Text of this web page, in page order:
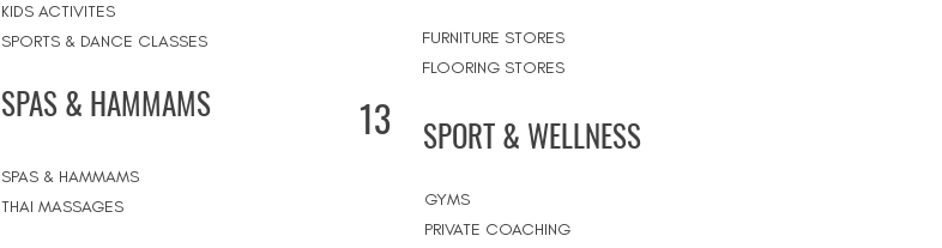
KIDS ACTIVITES
SPORTS & DANCE CLASSES
FURNITURE STORES
FLOORING STORES
SPAS & HAMMAMS
SPAS & HAMMAMS
THAI MASSAGES
13 SPORT & WELLNESS
GYMS
PRIVATE COACHING